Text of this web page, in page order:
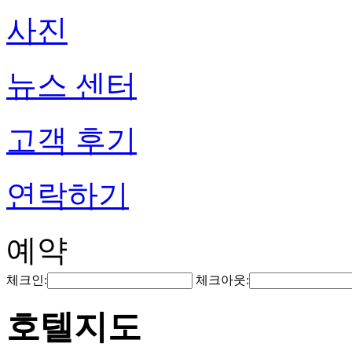
사진
뉴스 센터
고객 후기
연락하기
예약
체크인: 체크아웃:
호텔지도